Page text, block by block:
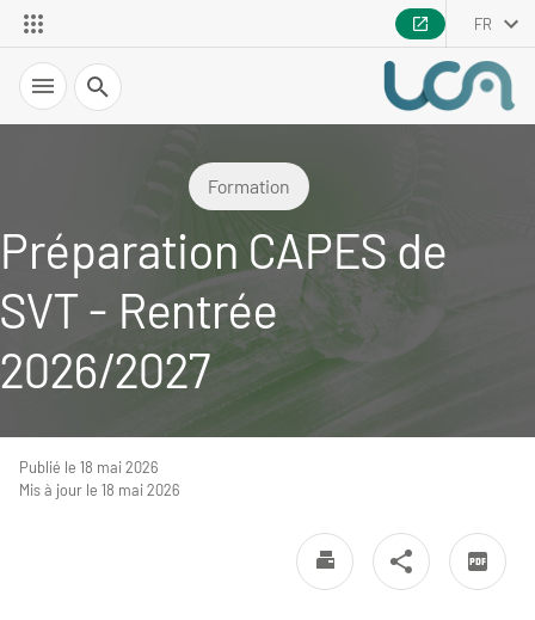
FR
Recherche
Formation
Préparation CAPES de
SVT - Rentrée
2026/2027
Publié le 18 mai 2026
Mis à jour le 18 mai 2026